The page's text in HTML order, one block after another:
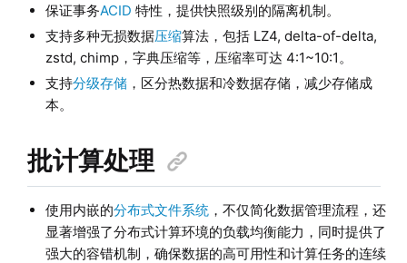
保证事务ACID 特性，提供快照级别的隔离机制。
支持多种无损数据压缩算法，包括 LZ4, delta-of-delta,
zstd, chimp，字典压缩等，压缩率可达 4:1~10:1。
支持分级存储，区分热数据和冷数据存储，减少存储成
本。
批计算处理
使用内嵌的分布式文件系统，不仅简化数据管理流程，还
显著增强了分布式计算环境的负载均衡能力，同时提供了
强大的容错机制，确保数据的高可用性和计算任务的连续